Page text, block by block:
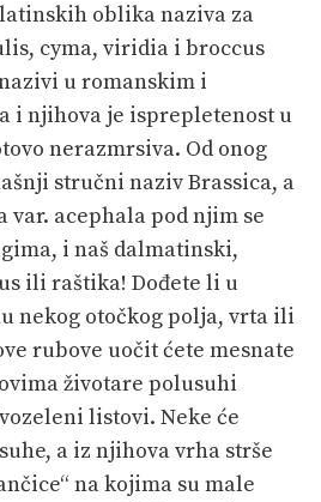
oblika naziva za
cyma, viridia i broccus
u romanskim i
i njihova je isprepletenost u
nerazmrsiva. Od onog
stručni naziv Brassica, a
var. acephala pod njim se
i naš dalmatinski,
ili raštika! Dođete li u
nekog otočkog polja, vrta ili
rubove uočit ćete mesnate
životare polusuhi
listovi. Neke će
a iz njihova vrha strše
na kojima su male